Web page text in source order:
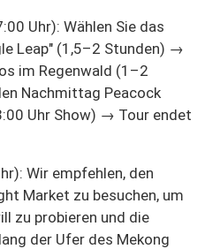
Uhr): Wählen Sie das
Leap" (1,5–2 Stunden) →
im Regenwald (1–2
Nachmittag Peacock
Uhr Show) → Tour endet
Wir empfehlen, den
Market zu besuchen, um
zu probieren und die
der Ufer des Mekong